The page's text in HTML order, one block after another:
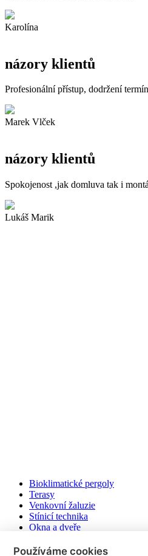
Karolína
názory klientů
Profesionální přístup, dodržení
Marek Vlček
názory klientů
Spokojenost ,jak domluva tak i
Lukáš Marik
Bioklimatické pergoly
Terasy
Venkovní žaluzie
Stínicí technika
Okna a dveře
Markýzy
Používáme cookies